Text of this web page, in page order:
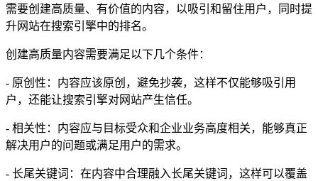
需要创建高质量、有价值的内容，以吸引和留住用户，同时提
升网站在搜索引擎中的排名。
创建高质量内容需要满足以下几个条件：
- 原创性：内容应该原创，避免抄袭，这样不仅能够吸引用
户，还能让搜索引擎对网站产生信任。
- 相关性：内容应与目标受众和企业业务高度相关，能够真正
解决用户的问题或满足用户的需求。
- 长尾关键词：在内容中合理融入长尾关键词，这样可以覆盖